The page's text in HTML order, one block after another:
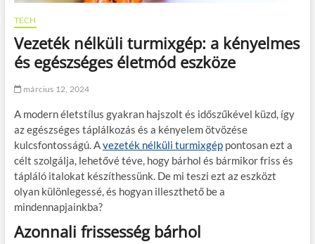
TECH
Vezeték nélküli turmixgép: a kényelmes
és egészséges életmód eszköze
március 12, 2024
A modern életstílus gyakran hajszolt és időszűkével küzd, így
az egészséges táplálkozás és a kényelem ötvözése
kulcsfontosságú. Avezeték nélküli turmixgéppontosan ezt a
célt szolgálja, lehetővé téve, hogy bárhol és bármikor friss és
tápláló italokat készíthessünk. De mi teszi ezt az eszközt
olyan különlegessé, és hogyan illeszthető be a
mindennapjainkba?
Azonnali frissesség bárhol